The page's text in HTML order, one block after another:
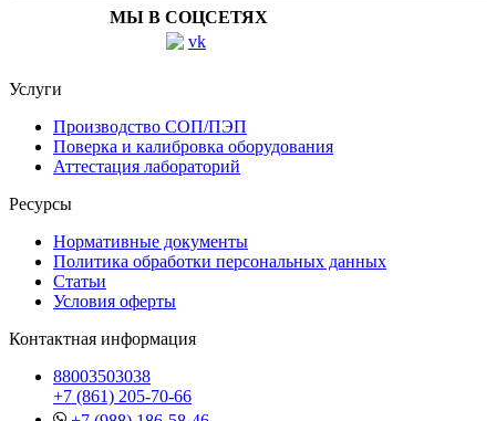
МЫ В СОЦСЕТЯХ
Услуги
Производство СОП/ПЭП
Поверка и калибровка оборудования
Аттестация лабораторий
Ресурсы
Нормативные документы
Политика обработки персональных данных
Статьи
Условия оферты
Контактная информация
88003503038
+7 (861) 205-70-66